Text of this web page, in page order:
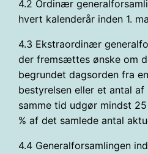
4.2 Ordinær
hvert kalenderår inden 1.
4.3 Ekstraordinær
der fremsættes ønske om
begrundet dagsorden fra
bestyrelsen eller et antal af
samme tid udgør mindst
% af det samlede antal
4.4 Generalforsamlingen